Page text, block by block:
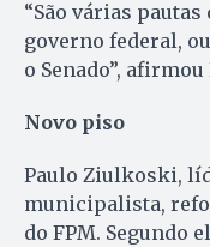
“São várias
governo federal,
o Senado”,
Novo piso
Paulo Ziulkoski,
municipalista,
do FPM. Segundo